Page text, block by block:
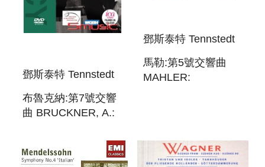
鄧斯泰特 Tennstedt
布魯克納:第7號交響
曲 BRUCKNER, A.:
鄧斯泰特 Tennstedt
馬勒:第5號交響曲
MAHLER: